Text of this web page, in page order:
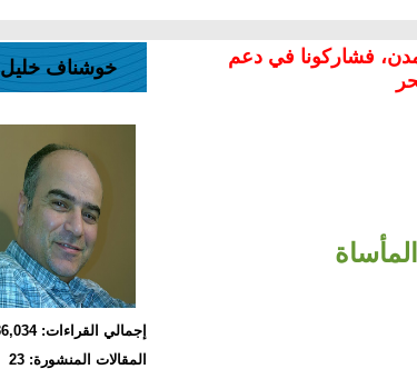
فشاركونا في دعم
خوشناف خليل
إجمالي القراءات: 36,034
المقالات المنشورة: 23